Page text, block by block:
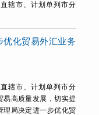
辖市、计划单列市分
优化贸易外汇业务
辖市、计划单列市分
易高质量发展，切实提
理局决定进一步优化贸